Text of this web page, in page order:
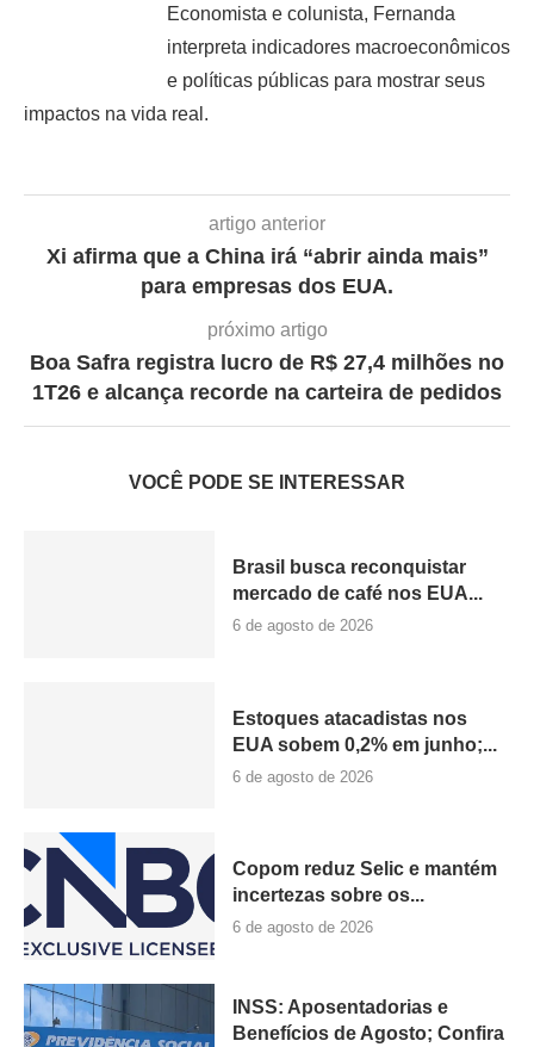
Economista e colunista, Fernanda
interpreta indicadores macroeconômicos
e políticas públicas para mostrar seus
impactos na vida real.
artigo anterior
Xi afirma que a China irá “abrir ainda mais”
para empresas dos EUA.
próximo artigo
Boa Safra registra lucro de R$ 27,4 milhões no
1T26 e alcança recorde na carteira de pedidos
VOCÊ PODE SE INTERESSAR
Brasil busca reconquistar
mercado de café nos EUA...
6 de agosto de 2026
Estoques atacadistas nos
EUA sobem 0,2% em junho;...
6 de agosto de 2026
Copom reduz Selic e mantém
incertezas sobre os...
6 de agosto de 2026
INSS: Aposentadorias e
Benefícios de Agosto; Confira